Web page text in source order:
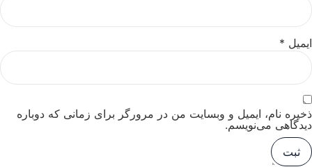
ایمیل *
ذخیره نام، ایمیل و وبسایت من در مرورگر برای زمانی که دوباره
دیدگاهی می‌نویسم.